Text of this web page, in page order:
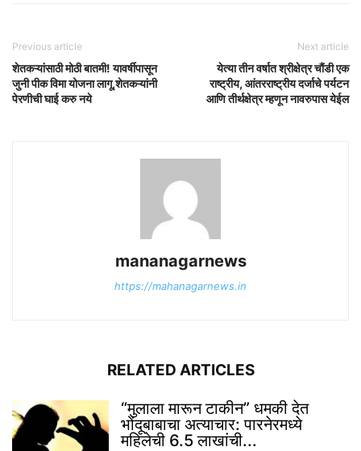
Previous article
शेतकऱ्यांसाठी मोठी बातमी! यावर्षीपासून
जुनी पीक विमा योजना लागू,शेतकऱ्यांनी
पेरणीची घाई करु नये
Next article
येत्या तीन वर्षात श्रीक्षेत्र चौंडी एक
राष्ट्रीय, आंतरराष्ट्रीय दर्जाचे पर्यटन
आणि तीर्थक्षेत्र म्हणून नावरुपास येईल
mananagarnews
https://mahanagarnews.in
RELATED ARTICLES
“मुलाला मारून टाकीन” धमकी देत
भोंदूबाबाचा अत्याचार: पारनेरमध्ये
महिलेची 6.5 लाखांची...